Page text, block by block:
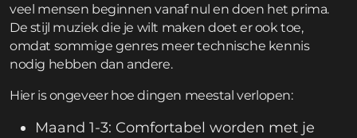
veel mensen beginnen vanaf nul en doen het prima.
De stijl muziek die je wilt maken doet er ook toe,
omdat sommige genres meer technische kennis
nodig hebben dan andere.
Hier is ongeveer hoe dingen meestal verlopen:
Maand 1-3: Comfortabel worden met je